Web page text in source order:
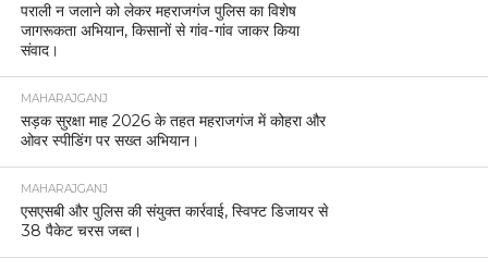
पराली न जलाने को लेकर महराजगंज पुलिस का विशेष
जागरूकता अभियान, किसानों से गांव-गांव जाकर किया
संवाद।
MAHARAJGANJ
सड़क सुरक्षा माह 2026 के तहत महराजगंज में कोहरा और
ओवर स्पीडिंग पर सख्त अभियान।
MAHARAJGANJ
एसएसबी और पुलिस की संयुक्त कार्रवाई, स्विफ्ट डिजायर से
38 पैकेट चरस जब्त।